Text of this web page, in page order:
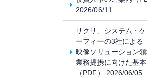
2026/06/11
サクサ、システム・
ーフィーの3社による
映像ソリューション
業務提携に向けた基
（PDF） 2026/06/05